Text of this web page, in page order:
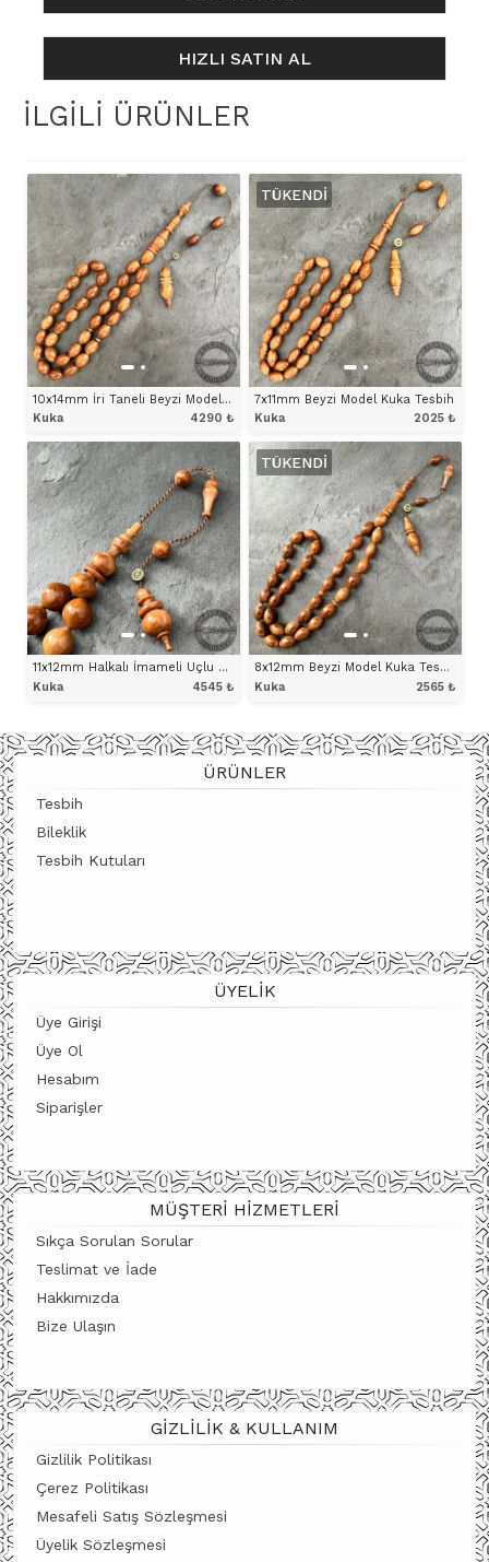
Model
Kuka
Tesbih
HIZLI SATIN AL
İLGILI ÜRÜNLER
10x14mm İri Taneli Beyzi Model Kuka Tesbih
Kuka
4290 ₺
ÜRÜNÜ İNCELE
TÜKENDI
7x11mm Beyzi Model Kuka Tesbih
Kuka
2025₺
ÜRÜNÜ İNCELE
11x12mm Halkalı İmameli Uçlu Küre Model Kuka Tesbih
Kuka
4545 ₺
ÜRÜNÜ İNCELE
TÜKENDI
8x12mm Beyzi Model Kuka Tesbih
Kuka
2565₺
ÜRÜNÜ İNCELE
ÜRÜNLER
Tesbih
Bileklik
Tesbih Kutuları
ÜYELIK
Üye Girişi
Üye Ol
Hesabım
Siparişler
MÜŞTERI HIZMETLERI
Sıkça Sorulan Sorular
Teslimat ve İade
Hakkımızda
Bize Ulaşın
GIZLILIK & KULLANIM
Gizlilik Politikası
Çerez Politikası
Mesafeli Satış Sözleşmesi
Üyelik Sözleşmesi